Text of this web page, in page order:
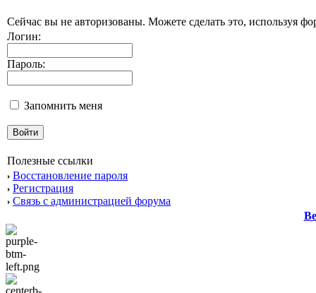
Сейчас вы не авторизованы. Можете сделать это, используя
Логин:
Пароль:
Запомнить меня
Полезные ссылки
Восстановление пароля
Регистрация
Связь с администрацией форума